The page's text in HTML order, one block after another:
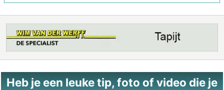
Heb je een leuke tip, foto of video die je